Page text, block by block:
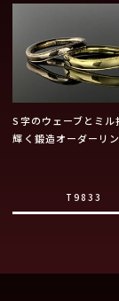
S字のウェーブとミル
輝く鍛造オーダーリ
T9833